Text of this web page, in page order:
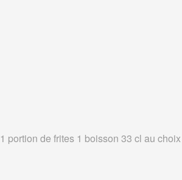
1 portion de frites 1 boisson 33 cl au choix